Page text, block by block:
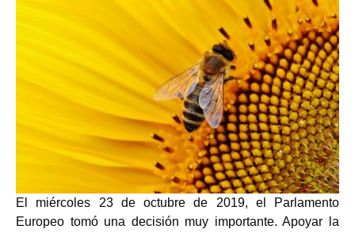
El miércoles 23 de octubre de 2019, el Parlamento
Europeo tomó una decisión muy importante. Apoyar la